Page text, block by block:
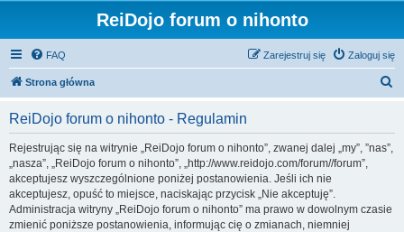
ReiDojo forum o nihonto
FAQ Zaloguj się
Zarejestruj się
Strona główna
ReiDojo forum o nihonto - Regulamin
Rejestrując się na witrynie „ReiDojo forum o nihonto”, zwanej dalej „my”, ”nas”,
„nasza”, „ReiDojo forum o nihonto”, „http://www.reidojo.com/forum//forum”,
akceptujesz wyszczególnione poniżej postanowienia. Jeśli ich nie
akceptujesz, opuść to miejsce, naciskając przycisk „Nie akceptuję”.
Administracja witryny „ReiDojo forum o nihonto” ma prawo w dowolnym czasie
zmienić poniższe postanowienia, informując cię o zmianach, niemniej